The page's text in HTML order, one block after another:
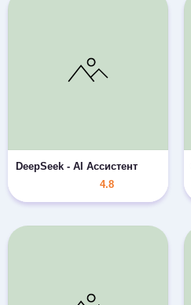
DeepSeek - AI Ассистент
4.8